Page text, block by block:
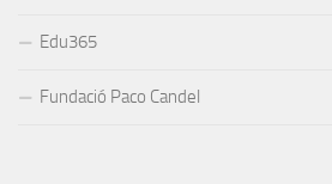
Edu365
Fundació Paco Candel